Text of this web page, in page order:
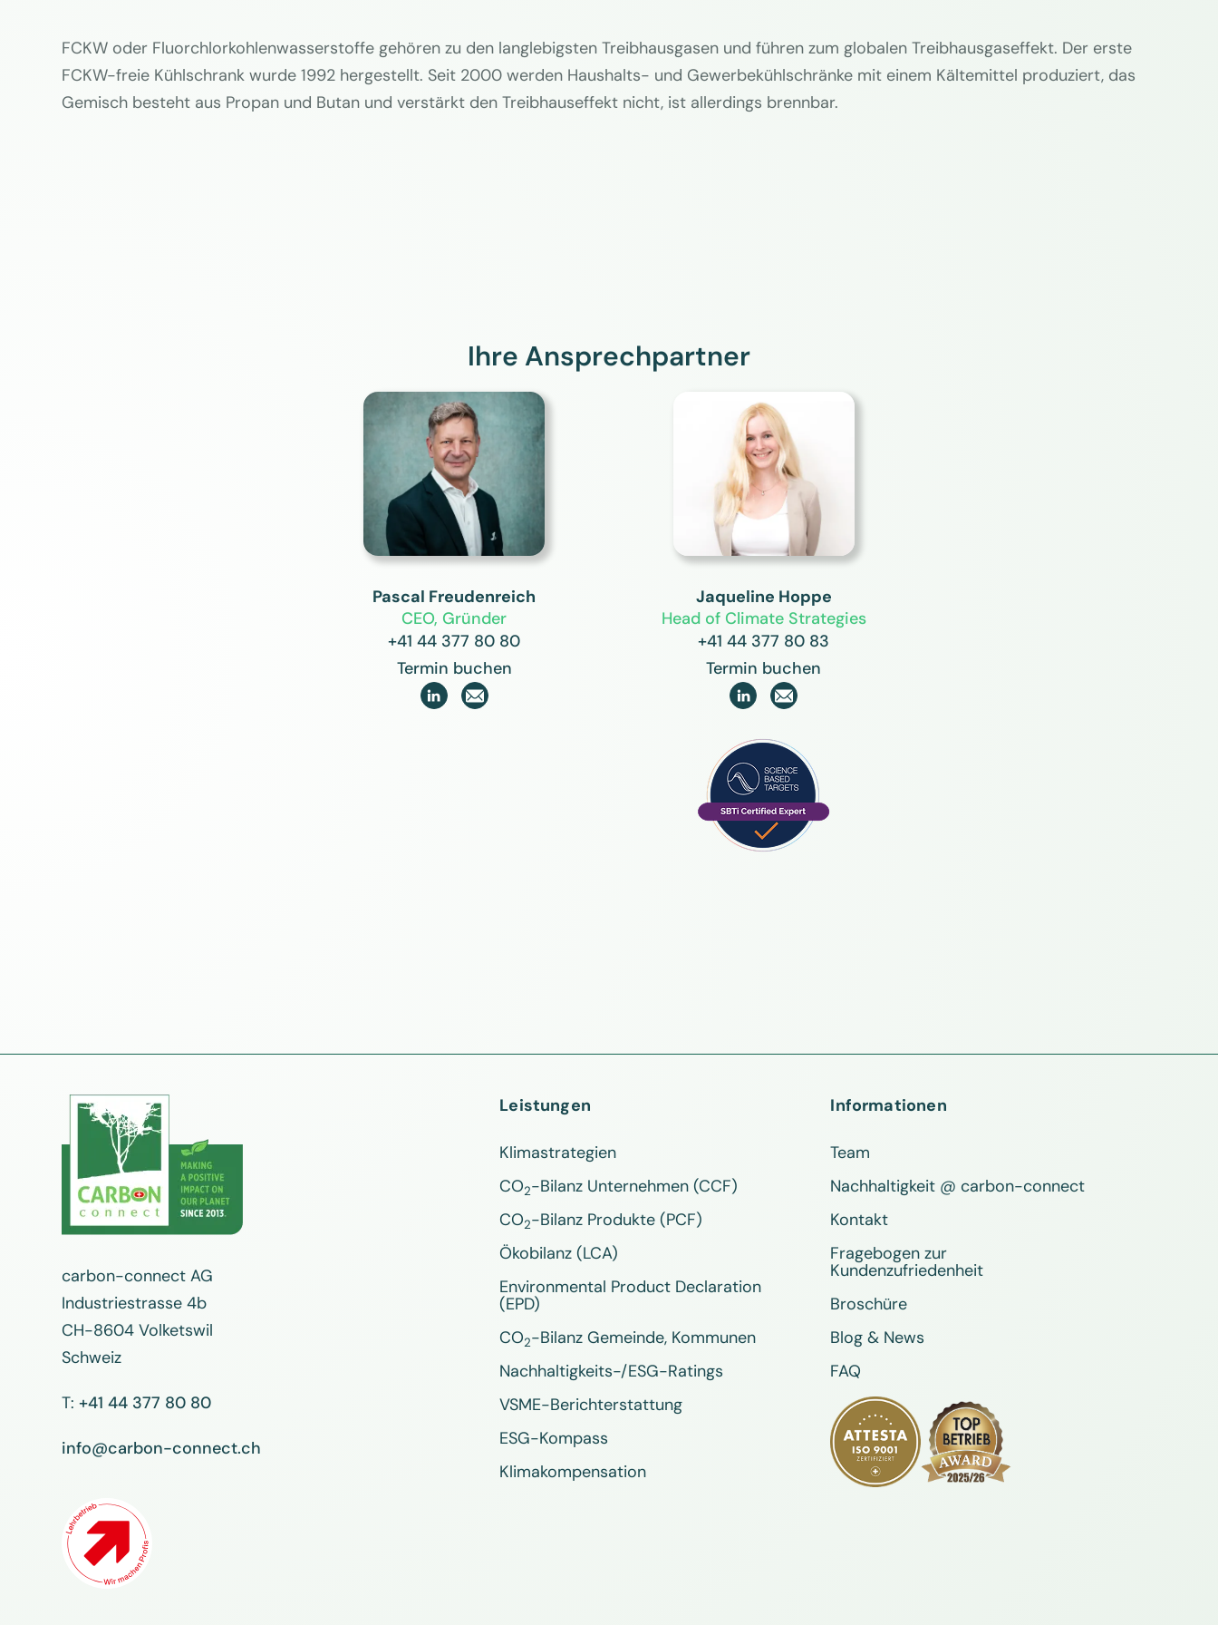
FCKW oder Fluorchlorkohlenwasserstoffe gehören zu den langlebigsten Treibhausgasen und führen zum globalen Treibhausgaseffekt. Der erste
FCKW-freie Kühlschrank wurde 1992 hergestellt. Seit 2000 werden Haushalts- und Gewerbekühlschränke mit einem Kältemittel produziert, das
Gemisch besteht aus Propan und Butan und verstärkt den Treibhauseffekt nicht, ist allerdings brennbar.
Ihre Ansprechpartner
Pascal Freudenreich
CEO, Gründer
+41 44 377 80 80
Termin buchen

Jaqueline Hoppe
Head of Climate Strategies
+41 44 377 80 83
Termin buchen

carbon-connect AG
Industriestrasse 4b
CH-8604 Volketswil
Schweiz
T: +41 44 377 80 80
info@carbon-connect.ch
Leistungen
Klimastrategien
CO2-Bilanz Unternehmen (CCF)
CO2-Bilanz Produkte (PCF)
Ökobilanz (LCA)
Environmental Product Declaration
(EPD)
CO2-Bilanz Gemeinde, Kommunen
Nachhaltigkeits-/ESG-Ratings
VSME-Berichterstattung
ESG-Kompass
Klimakompensation
Informationen
Team
Nachhaltigkeit @ carbon-connect
Kontakt
Fragebogen zur
Kundenzufriedenheit
Broschüre
Blog & News
FAQ